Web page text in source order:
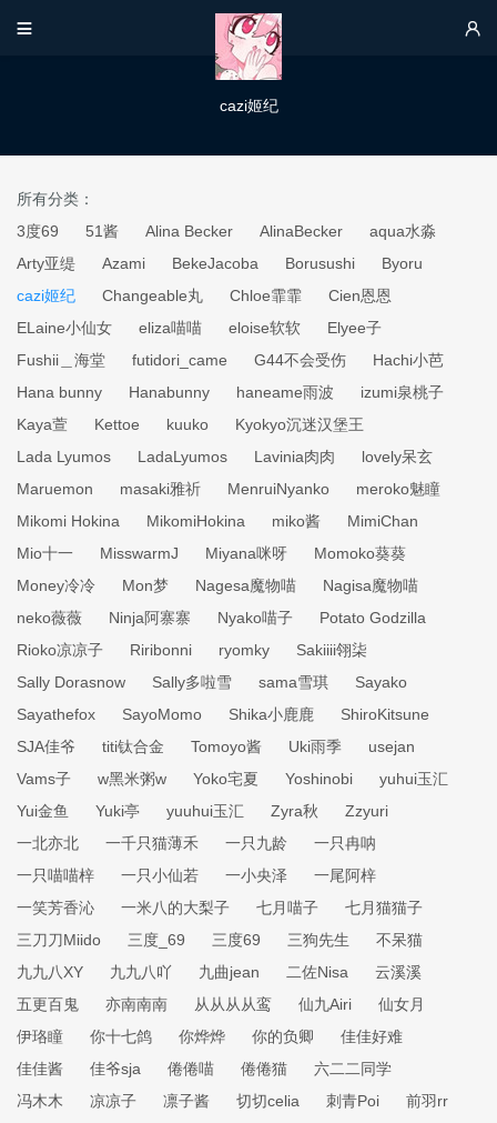
 
cazi姬纪
所有分类：
3度69
51酱 Alina Becker AlinaBecker
aqua水淼
Arty亚缇
Azami BekeJacoba Borusushi
Byoru
cazi姬纪
Changeable丸 Chloe霏霏
Cien恩恩
ELaine小仙女
eliza喵喵 eloise软软
Elyee子
Fushii＿海堂
futidori_came G44不会受伤
Hachi小芭
Hana bunny
Hanabunny haneame雨波
izumi泉桃子
Kaya萱
Kettoe kuuko
Kyokyo沉迷汉堡王
Lada Lyumos
LadaLyumos Lavinia肉肉
lovely呆玄
Maruemon
masaki雅祈 MenruiNyanko
meroko魅瞳
Mikomi Hokina
MikomiHokina miko酱
MimiChan
Mio十一
MisswarmJ Miyana咪呀
Momoko葵葵
Money冷冷
Mon梦 Nagesa魔物喵
Nagisa魔物喵
neko薇薇
Ninja阿寨寨 Nyako喵子
Potato Godzilla
Rioko凉凉子
Riribonni ryomky
Sakiiii翎柒
Sally Dorasnow
Sally多啦雪 sama雪琪
Sayako
Sayathefox
SayoMomo Shika小鹿鹿
ShiroKitsune
SJA佳爷
titi钛合金 Tomoyo酱 Uki雨季
usejan
Vams子
w黑米粥w Yoko宅夏 Yoshinobi
yuhui玉汇
Yui金鱼
Yuki亭 yuuhui玉汇 Zyra秋
Zzyuri
一北亦北
一千只猫薄禾 一只九龄
一只冉呐
一只喵喵梓
一只小仙若 一小央泽
一尾阿梓
一笑芳香沁
一米八的大梨子 七月喵子
七月猫猫子
三刀刀Miido
三度_69 三度69 三狗先生
不呆猫
九九八XY
九九八吖 九曲jean 二佐Nisa
云溪溪
五更百鬼
亦南南南 从从从从鸾 仙九Airi
仙女月
伊珞瞳
你十七鸽 你烨烨 你的负卿
佳佳好难
佳佳酱
佳爷sja 倦倦喵 倦倦猫
六二二同学
冯木木
凉凉子 凛子酱 切切celia 刺青Poi
前羽rr